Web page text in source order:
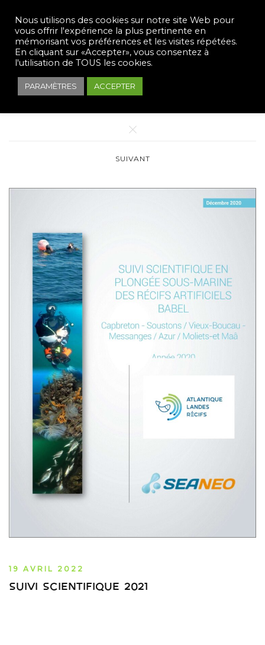
SUIVANT
19 AVRIL 2022
suivi scientifique 2021
Nous utilisons des cookies sur notre site Web pour
vous offrir l'expérience la plus pertinente en
mémorisant vos préférences et les visites répétées.
En cliquant sur «Accepter», vous consentez à
l'utilisation de TOUS les cookies.
PARAMÈTRES ACCEPTER